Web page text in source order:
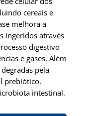
cereais e
melhora a
ingeridos através
digestivo
e gases. Além
pela
prebiótico,
intestinal.